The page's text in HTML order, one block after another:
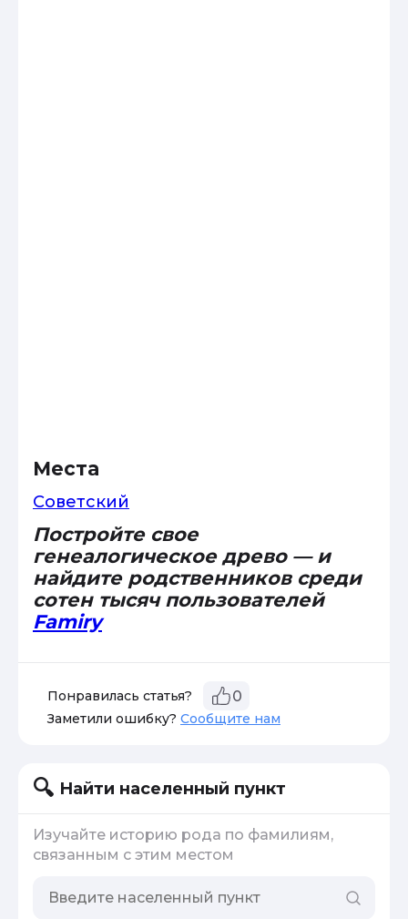
Места
Советский
Постройте свое
генеалогическое древо — и
найдите родственников среди
сотен тысяч пользователей
Famiry
Понравилась статья? 0
Заметили ошибку? Сообщите нам
Найти населенный пункт
Изучайте историю рода по фамилиям,
связанным с этим местом